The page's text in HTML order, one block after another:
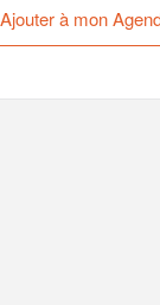
à mon